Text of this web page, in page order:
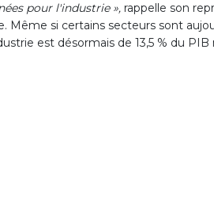
pour l'industrie », rappelle son
Même si certains secteurs sont
est désormais de 13,5 % du